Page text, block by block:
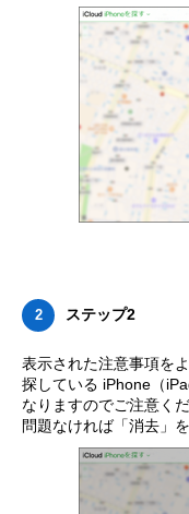
2 ステップ2
表示された注意事項を
探している iPhone（
なりますのでご注意くだ
問題なければ「消去」